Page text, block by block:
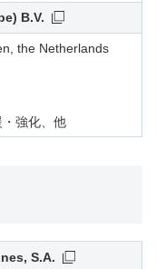
B.V.
the Netherlands
強化、他
S.A.